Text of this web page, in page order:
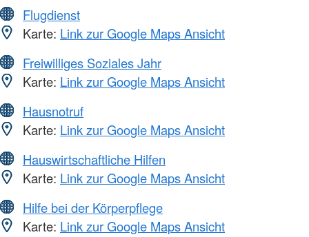
Flugdienst
Karte: Link zur Google Maps Ansicht
Freiwilliges Soziales Jahr
Karte: Link zur Google Maps Ansicht
Hausnotruf
Karte: Link zur Google Maps Ansicht
Hauswirtschaftliche Hilfen
Karte: Link zur Google Maps Ansicht
Hilfe bei der Körperpflege
Karte: Link zur Google Maps Ansicht